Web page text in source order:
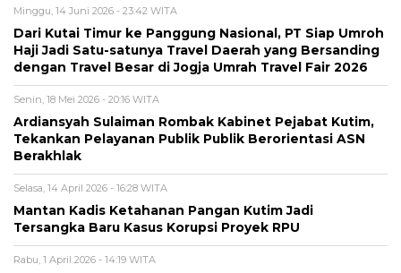
Minggu, 14 Juni 2026 - 23:42 WITA
Dari Kutai Timur ke Panggung Nasional, PT Siap Umroh
Haji Jadi Satu-satunya Travel Daerah yang Bersanding
dengan Travel Besar di Jogja Umrah Travel Fair 2026
Senin, 18 Mei 2026 - 20:16 WITA
Ardiansyah Sulaiman Rombak Kabinet Pejabat Kutim,
Tekankan Pelayanan Publik Publik Berorientasi ASN
Berakhlak
Selasa, 14 April 2026 - 16:28 WITA
Mantan Kadis Ketahanan Pangan Kutim Jadi
Tersangka Baru Kasus Korupsi Proyek RPU
Rabu, 1 April 2026 - 14:19 WITA